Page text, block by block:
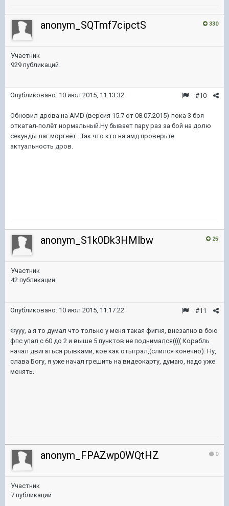
330
anonym_SQTmf7cipctS
Участник
929 публикаций
#10
Опубликовано: 10 июл 2015, 11:13:32
Обновил дрова на AMD (версия 15.7 от 08.07.2015)-пока 3 боя
откатал-полёт нормальный.Ну бывает пару раз за бой на долю
секунды лаг моргнёт...Так что кто на амд проверьте
актуальность дров.
25
anonym_S1k0Dk3HMlbw
Участник
42 публикации
#11
Опубликовано: 10 июл 2015, 11:17:22
Фууу, а я то думал что только у меня такая фигня, внезапно в бою
фпс упал с 60 до 2 и выше 5 пунктов не поднимался(((( Корабль
начал двигаться рывками, кое как отыграл,(слился конечно). Ну,
слава Богу, я уже начал грешить на видеокарту, думаю, надо уже
менять.
0
anonym_FPAZwp0WQtHZ
Участник
7 публикаций